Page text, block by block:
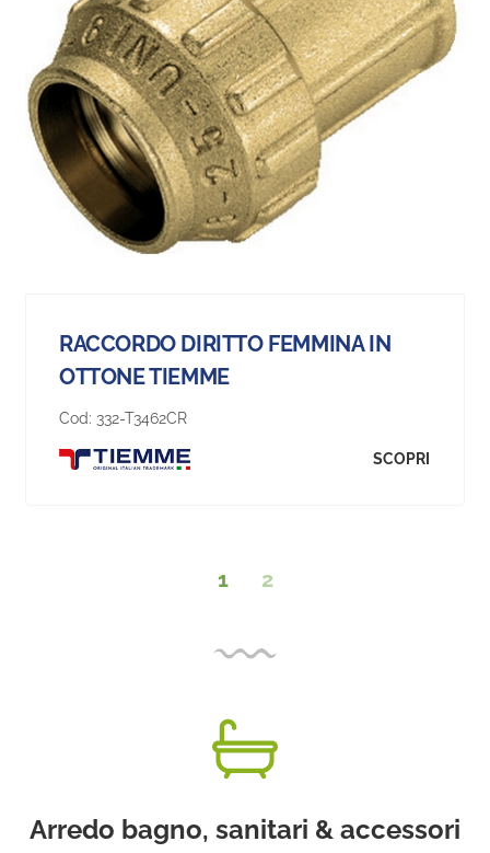
RACCORDO DIRITTO FEMMINA IN
OTTONE TIEMME
Cod: 332-T3462CR
SCOPRI
1 2
Arredo bagno, sanitari & accessori